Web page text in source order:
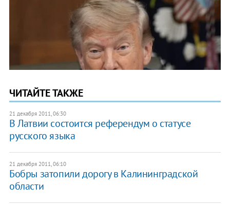
ЧИТАЙТЕ ТАКЖЕ
21 декабря 2011, 06:30
В Латвии состоится референдум о статусе
русского языка
21 декабря 2011, 06:10
Бобры затопили дорогу в Калининградской
области